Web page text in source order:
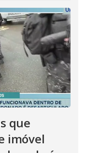
que
imóvel